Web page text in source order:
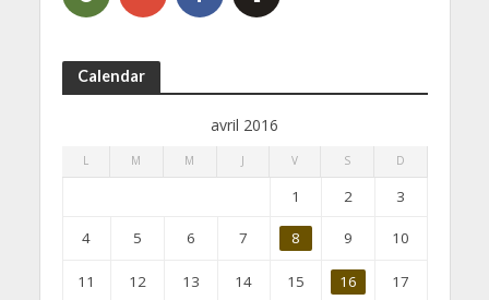
Calendar
avril 2016
L M M J V S D
1 2 3
4 5 6 7 8 9 10
11 12 13 14 15 16 17